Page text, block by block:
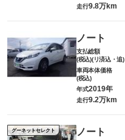
走行9.8万km
ノート
支払総額
(税込)(リ済込・追)
車両本体価格
(税込)
年式2019年
走行9.2万km
グーネットセレクト ノート